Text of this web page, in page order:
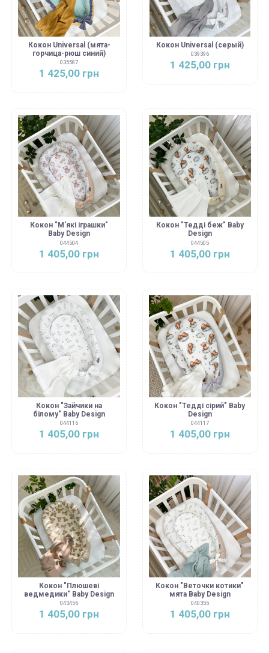
Кокон Universal (мята-
горчица-рюш синий)
035587
1 425,00 грн
Кокон Universal (серый)
039396
1 425,00 грн
Кокон "М'які іграшки"
Baby Design
044504
1 405,00 грн
Кокон "Тедді беж" Baby
Design
044505
1 405,00 грн
Кокон "Зайчики на
білому" Baby Design
044116
1 405,00 грн
Кокон "Тедді сірий" Baby
Design
044117
1 405,00 грн
Кокон "Плюшеві
ведмедики" Baby Design
043456
1 405,00 грн
Кокон "Веточки котики"
мята Baby Design
040355
1 405,00 грн